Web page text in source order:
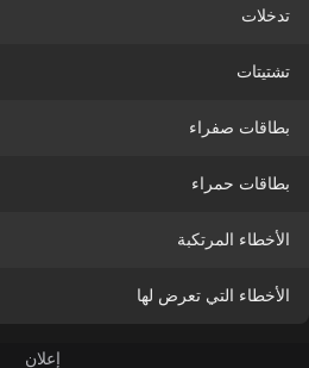
تدخلات
تشتيتات
بطاقات صفراء
بطاقات حمراء
الأخطاء المرتكبة
الأخطاء التي تعرض لها